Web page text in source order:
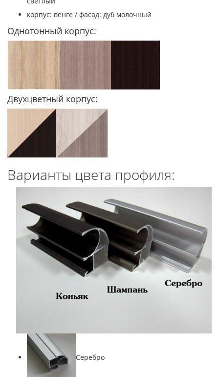
корпус: венге / фасад: дуб молочный
Однотонный корпус:
Двухцветный корпус:
Варианты цвета профиля:
Серебро